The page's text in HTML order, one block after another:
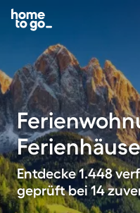
Entdecke 1.448
geprüft bei 14